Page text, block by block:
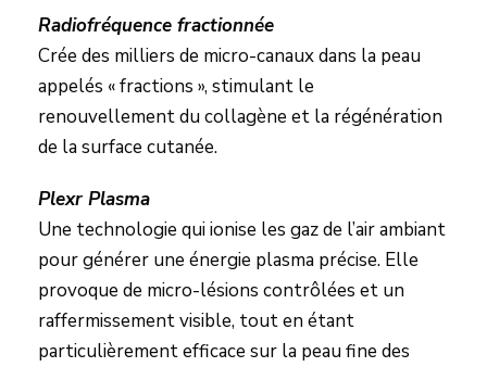
Radiofréquence fractionnée
Crée des milliers de micro-canaux dans la peau
appelés « fractions », stimulant le
renouvellement du collagène et la régénération
de la surface cutanée.
Plexr Plasma
Une technologie qui ionise les gaz de l’air ambiant
pour générer une énergie plasma précise. Elle
provoque de micro-lésions contrôlées et un
raffermissement visible, tout en étant
particulièrement efficace sur la peau fine des